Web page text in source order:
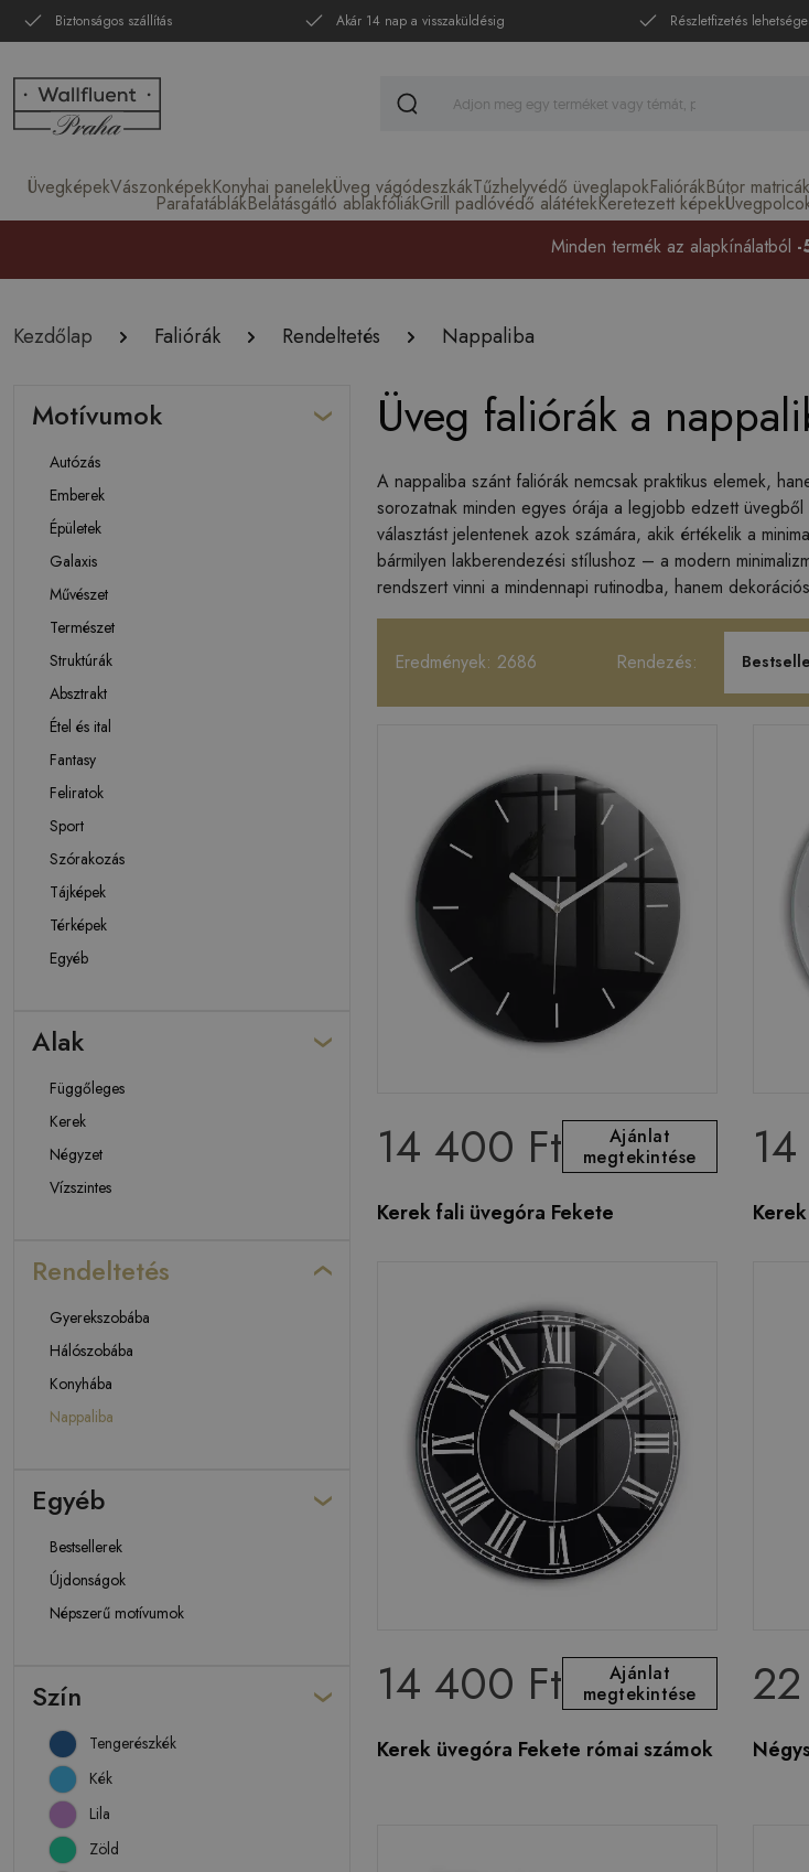
Biztonságos szállítás Akár 14 nap a visszaküldésig Részletfizetés
ÜvegképekVászonképekKonyhai panelekÜveg vágódeszkákTűzhelyvédő üveglapokFaliórákBútor matricák
ParafatáblákBelátásgátló ablakfóliákGrill padlóvédő alátétekKeretezett képek
Minden termék az alapkínálatból -
Kezdőlap Faliórák Rendeltetés Nappaliba
Motívumok
Autózás
Emberek
Épületek
Galaxis
Művészet
Természet
Struktúrák
Absztrakt
Étel és ital
Fantasy
Feliratok
Sport
Szórakozás
Tájképek
Térképek
Egyéb
Alak
Függőleges
Kerek
Négyzet
Vízszintes
Rendeltetés
Gyerekszobába
Hálószobába
Konyhába
Nappaliba
Egyéb
Bestsellerek
Újdonságok
Népszerű motívumok
Szín
Tengerészkék
Kék
Lila
Zöld
Üveg faliórák a
A nappaliba szánt faliórák nemcsak praktikus elemek,
sorozatnak minden egyes órája a legjobb edzett
választást jelentenek azok számára, akik értékelik a
bármilyen lakberendezési stílushoz – a modern
rendszert vinni a mindennapi rutinodba, hanem
Eredmények: 2686 Rendezés:
14 400 Ft
Ajánlat
megtekintése
Kerek fali üvegóra Fekete
14 400 Ft
Ajánlat
megtekintése
Kerek üvegóra Fekete római számok